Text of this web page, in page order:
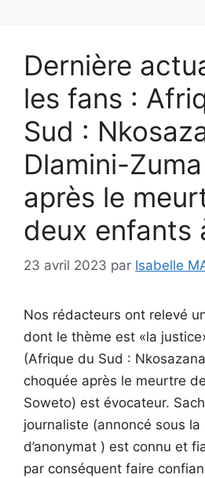
Dernière
les fans :
Sud :
Dlamini-
après le
deux enfants
23 avril 2023 par Isabelle
Nos rédacteurs ont relevé
dont le thème est «la
(Afrique du Sud :
choquée après le meurtre
Soweto) est évocateur.
journaliste (annoncé sous la
d’anonymat ) est connu et
par conséquent faire